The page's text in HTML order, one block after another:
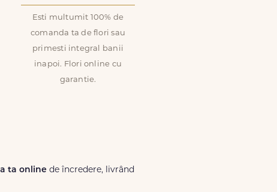
Esti multumit 100% de
comanda ta de flori sau
primesti integral banii
inapoi. Flori online cu
garantie.
ta online de încredere, livrând